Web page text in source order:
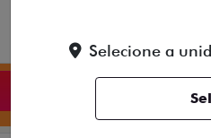
Selecione a